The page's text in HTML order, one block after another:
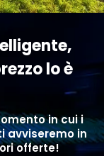
lo è
in cui i
avviseremo in
offerte!